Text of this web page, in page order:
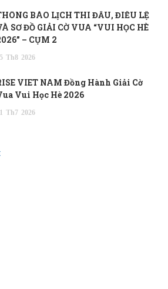
BÁO LỊCH THI ĐẤU, ĐIỀU LỆ
SƠ ĐỒ GIẢI CỜ VUA “VUI HỌC HÈ
– CỤM 2
Th8 2026
VIET NAM Đồng Hành Giải Cờ
Vui Học Hè 2026
Th7 2026